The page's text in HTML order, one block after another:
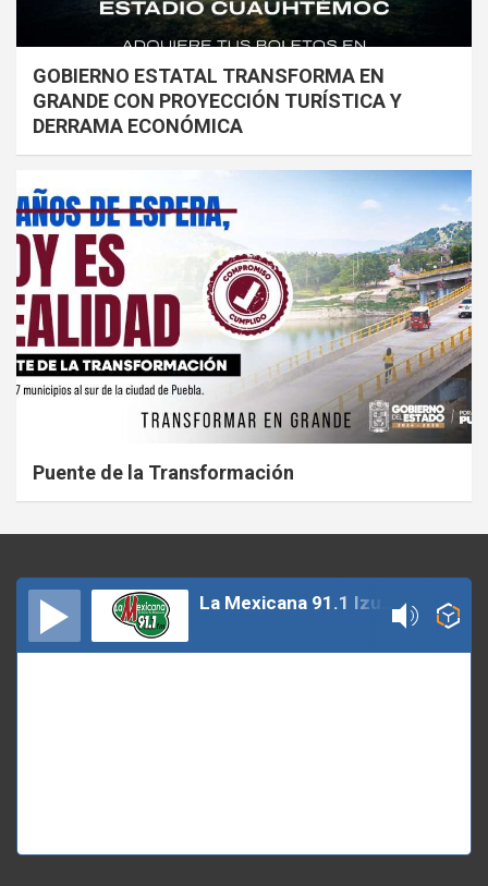
GOBIERNO ESTATAL TRANSFORMA EN
GRANDE CON PROYECCIÓN TURÍSTICA Y
DERRAMA ECONÓMICA
Puente de la Transformación